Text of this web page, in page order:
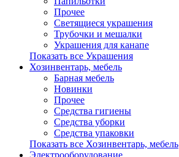
Прочее
Светящиеся украшения
Трубочки и мешалки
Украшения для канапе
Показать все Украшения
Хозинвентарь, мебель
Барная мебель
Новинки
Прочее
Средства гигиены
Средства уборки
Средства упаковки
Показать все Хозинвентарь, мебель
Электрооборудование